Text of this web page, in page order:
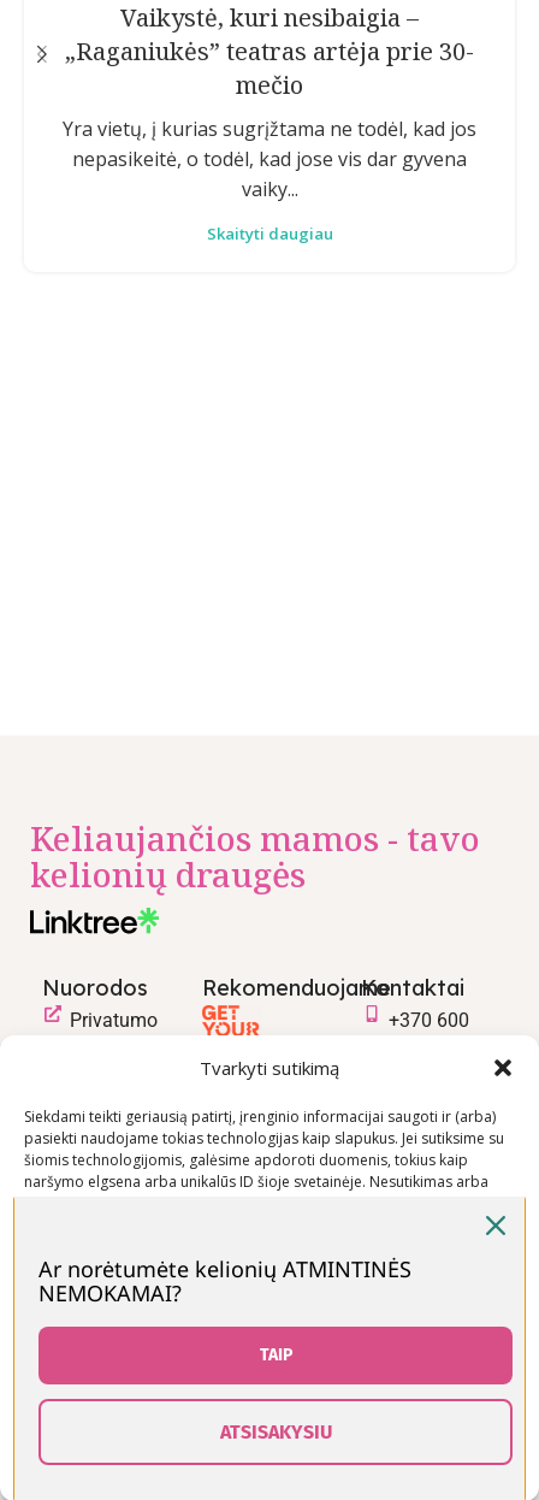
Tvarkyti sutikimą
Siekdami teikti geriausią patirtį, įrenginio informacijai saugoti ir (arba)
pasiekti naudojame tokias technologijas kaip slapukus. Jei sutiksime su
šiomis technologijomis, galėsime apdoroti duomenis, tokius kaip
naršymo elgsena arba unikalūs ID šioje svetainėje. Nesutikimas arba
Neigti
Peržiūrėti nuostatas
Vaikystė, kuri nesibaigia –
„Raganiukės” teatras artėja prie 30-
mečio
Yra vietų, į kurias sugrįžtama ne todėl, kad jos
nepasikeitė, o todėl, kad jose vis dar gyvena
vaiky...
Skaityti daugiau
Keliaujančios mamos - tavo
kelionių draugės
Nuorodos
Privatumo
pirkimo –
pardavimo
taisyklės
sąlygos
RekomenduojameKontaktai
+370 600
Visos teisės saugomos © Keliaujančios Mamos 2026
Ar norėtumėte kelionių ATMINTINĖS
NEMOKAMAI?
TAIP
ATSISAKYSIU